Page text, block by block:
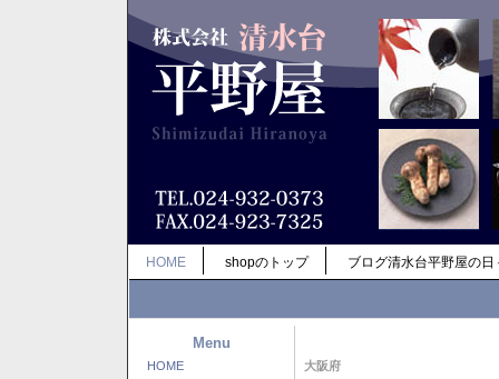
HOME shopのトップ ブログ清水台平野屋の日
Menu
HOME 大阪府